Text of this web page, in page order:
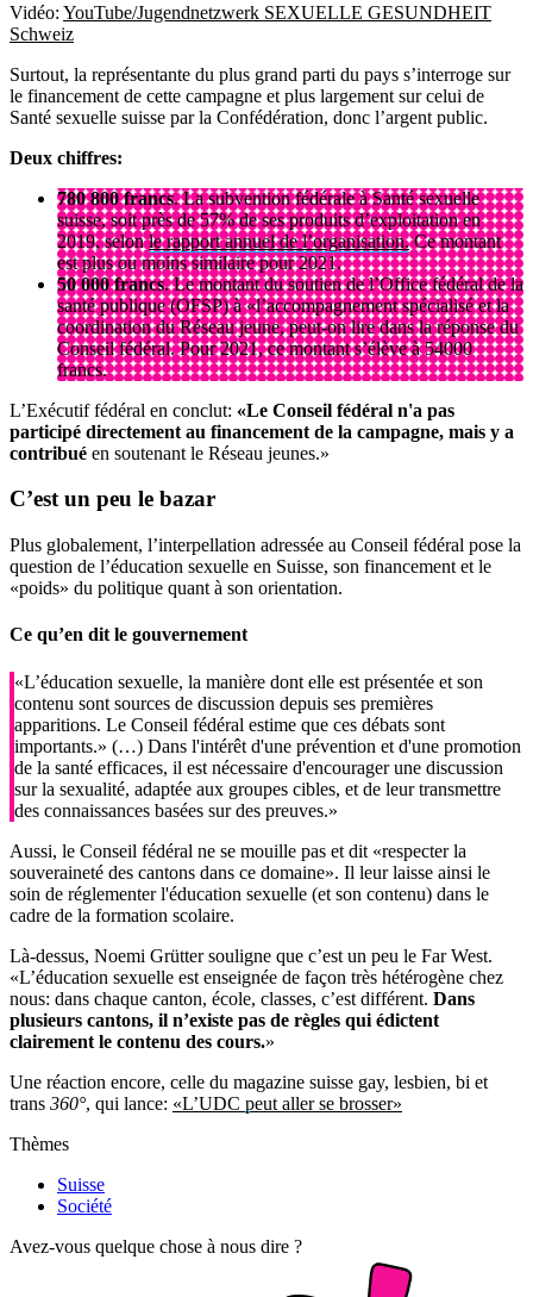
Vidéo: YouTube/Jugendnetzwerk SEXUELLE GESUNDHEIT
Schweiz
Surtout, la représentante du plus grand parti du pays s’interroge sur
le financement de cette campagne et plus largement sur celui de
Santé sexuelle suisse par la Confédération, donc l’argent public.
Deux chiffres:
780 800 francs. La subvention fédérale à Santé sexuelle
suisse, soit près de 57% de ses produits d’exploitation en
2019, selonle rapport annuel de l’organisation.Ce montant
est plus ou moins similaire pour 2021.
50 000 francs. Le montant du soutien de l’Office fédéral de la
santé publique (OFSP) à «l’accompagnement spécialisé et la
coordination du Réseau jeune, peut-on lire dans la réponse du
Conseil fédéral. Pour 2021, ce montant s’élève à 54000
francs.
L’Exécutif fédéral en conclut: «Le Conseil fédéral n'a pas
participé directement au financement de la campagne, mais y a
contribué en soutenant le Réseau jeunes.»
C’est un peu le bazar
Plus globalement, l’interpellation adressée au Conseil fédéral pose la
question de l’éducation sexuelle en Suisse, son financement et le
«poids» du politique quant à son orientation.
Ce qu’en dit le gouvernement
«L’éducation sexuelle, la manière dont elle est présentée et son
contenu sont sources de discussion depuis ses premières
apparitions. Le Conseil fédéral estime que ces débats sont
importants.» (…) Dans l'intérêt d'une prévention et d'une promotion
de la santé efficaces, il est nécessaire d'encourager une discussion
sur la sexualité, adaptée aux groupes cibles, et de leur transmettre
des connaissances basées sur des preuves.»
Aussi, le Conseil fédéral ne se mouille pas et dit «respecter la
souveraineté des cantons dans ce domaine». Il leur laisse ainsi le
soin de réglementer l'éducation sexuelle (et son contenu) dans le
cadre de la formation scolaire.
Là-dessus, Noemi Grütter souligne que c’est un peu le Far West.
«L’éducation sexuelle est enseignée de façon très hétérogène chez
nous: dans chaque canton, école, classes, c’est différent. Dans
plusieurs cantons, il n’existe pas de règles qui édictent
clairement le contenu des cours.»
Une réaction encore, celle du magazine suisse gay, lesbien, bi et
trans 360°, qui lance: «L’UDC peut aller se brosser»
Thèmes
Suisse
Société
Avez-vous quelque chose à nous dire ?